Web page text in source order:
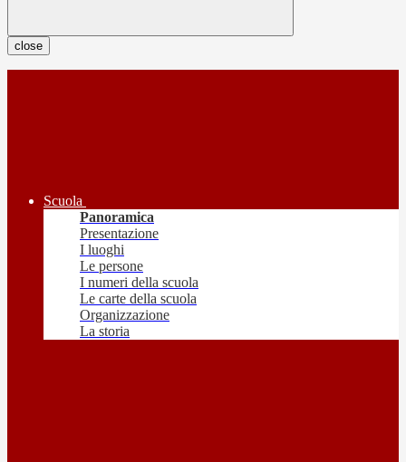
close
Scuola
Panoramica
Presentazione
I luoghi
Le persone
I numeri della scuola
Le carte della scuola
Organizzazione
La storia